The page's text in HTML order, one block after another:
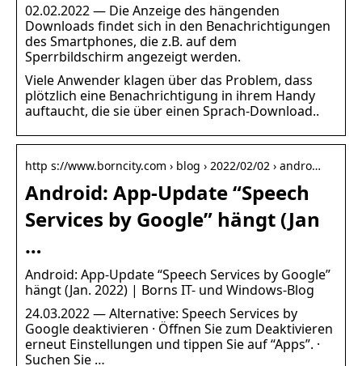
02.02.2022 — Die Anzeige des hängenden
Downloads findet sich in den Benachrichtigungen
des Smartphones, die z.B. auf dem
Sperrbildschirm angezeigt werden.
Viele Anwender klagen über das Problem, dass
plötzlich eine Benachrichtigung in ihrem Handy
auftaucht, die sie über einen Sprach-Download..
http s://www.borncity.com › blog › 2022/02/02 › andro…
Android: App-Update “Speech
Services by Google” hängt (Jan
…
Android: App-Update “Speech Services by Google”
hängt (Jan. 2022) | Borns IT- und Windows-Blog
24.03.2022 — Alternative: Speech Services by
Google deaktivieren · Öffnen Sie zum Deaktivieren
erneut Einstellungen und tippen Sie auf “Apps”. ·
Suchen Sie …